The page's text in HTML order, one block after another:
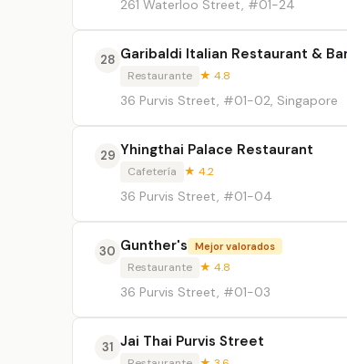
261 Waterloo Street, #01-24
28 Garibaldi Italian Restaurant &
Restaurante ★ 4.8
36 Purvis Street, #01-02, Singapore
29 Yhingthai Palace Restaurant
Cafetería ★ 4.2
36 Purvis Street, #01-04
30 Gunther's Mejor valorados
Restaurante ★ 4.8
36 Purvis Street, #01-03
31 Jai Thai Purvis Street